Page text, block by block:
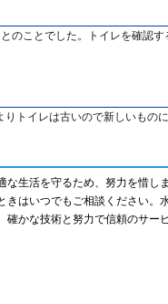
のことでした。トイレを確認
トイレは古いので新しいもの
な生活を守るため、努力を惜し
きはいつでもご相談ください。
確かな技術と努力で信頼のサー